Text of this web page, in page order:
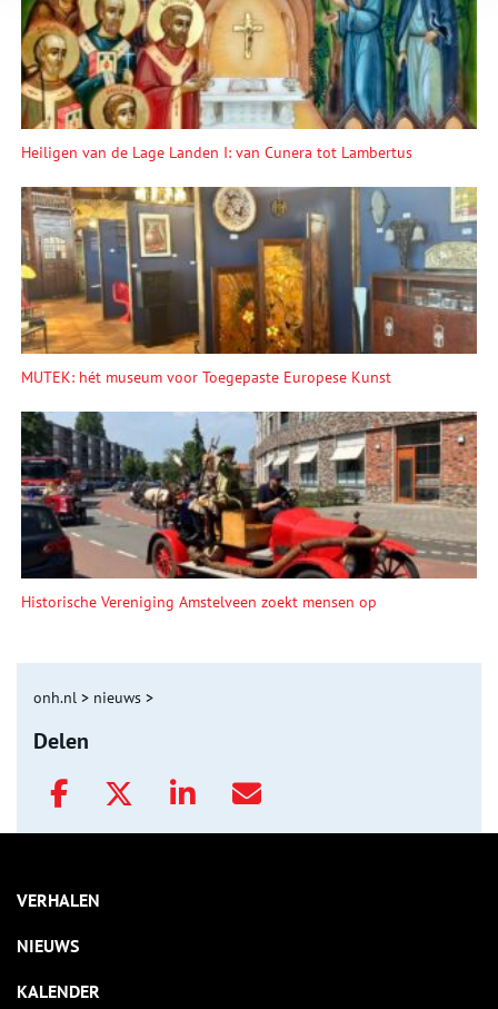
Heiligen van de Lage Landen I: van Cunera tot Lambertus
MUTEK: hét museum voor Toegepaste Europese Kunst
Historische Vereniging Amstelveen zoekt mensen op
onh.nl > nieuws >
Delen
VERHALEN
NIEUWS
KALENDER